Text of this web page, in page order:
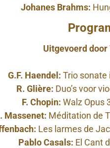
Johanes Brahms:
Uitgevoerd door
G.F. Haendel: Trio sonate
R. Glière: Duo’s voor
F. Chopin: Walz Opus
Massenet: Méditation de
Les larmes de
Pablo Casals: El Cant